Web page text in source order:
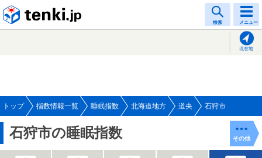
検索 メニュー
現在地
トップ 指数情報一覧 睡眠指数 北海道地方 道央 石狩市
石狩市の睡眠指数 その他